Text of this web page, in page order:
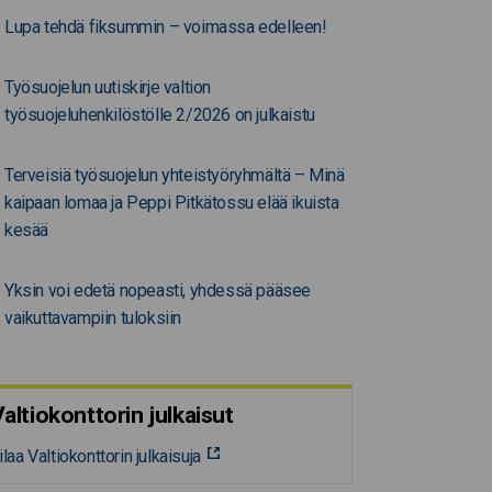
Lupa tehdä fiksummin – voimassa edelleen!
Työsuojelun uutiskirje valtion
työsuojeluhenkilöstölle 2/2026 on julkaistu
Terveisiä työsuojelun yhteistyöryhmältä – Minä
kaipaan lomaa ja Peppi Pitkätossu elää ikuista
kesää
Yksin voi edetä nopeasti, yhdessä pääsee
vaikuttavampiin tuloksiin
julkaisut
Valtiokonttorin julkaisuja